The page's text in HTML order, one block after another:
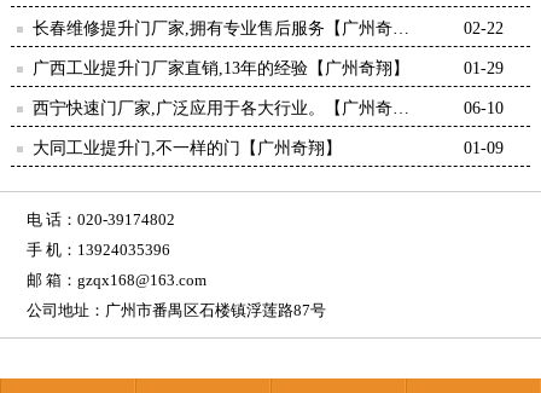
长春维修提升门厂家,拥有专业售后服务【广州奇
翔】
02-22
广西工业提升门厂家直销,13年的经验【广州奇翔】 01-29
西宁快速门厂家,广泛应用于各大行业。【广州奇
翔】
06-10
大同工业提升门,不一样的门【广州奇翔】 01-09
电 话：020-39174802
手 机：13924035396
邮 箱：gzqx168@163.com
公司地址：广州市番禺区石楼镇浮莲路87号